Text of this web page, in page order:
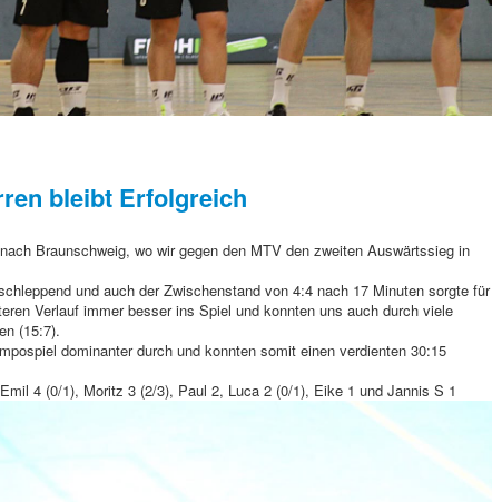
bleibt Erfolgreich
Braunschweig, wo wir gegen den MTV den zweiten Auswärtssieg in
und auch der Zwischenstand von 4:4 nach 17 Minuten sorgte für
Verlauf immer besser ins Spiel und konnten uns auch durch viele
(15:7).
dominanter durch und konnten somit einen verdienten 30:15
4 (0/1), Moritz 3 (2/3), Paul 2, Luca 2 (0/1), Eike 1 und Jannis S 1